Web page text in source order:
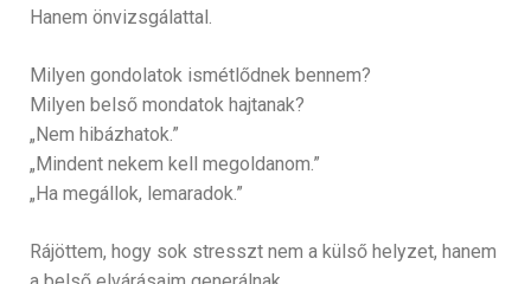
Hanem önvizsgálattal.
Milyen gondolatok ismétlődnek bennem?
Milyen belső mondatok hajtanak?
„Nem hibázhatok.”
„Mindent nekem kell megoldanom.”
„Ha megállok, lemaradok.”
Rájöttem, hogy sok stresszt nem a külső helyzet, hanem